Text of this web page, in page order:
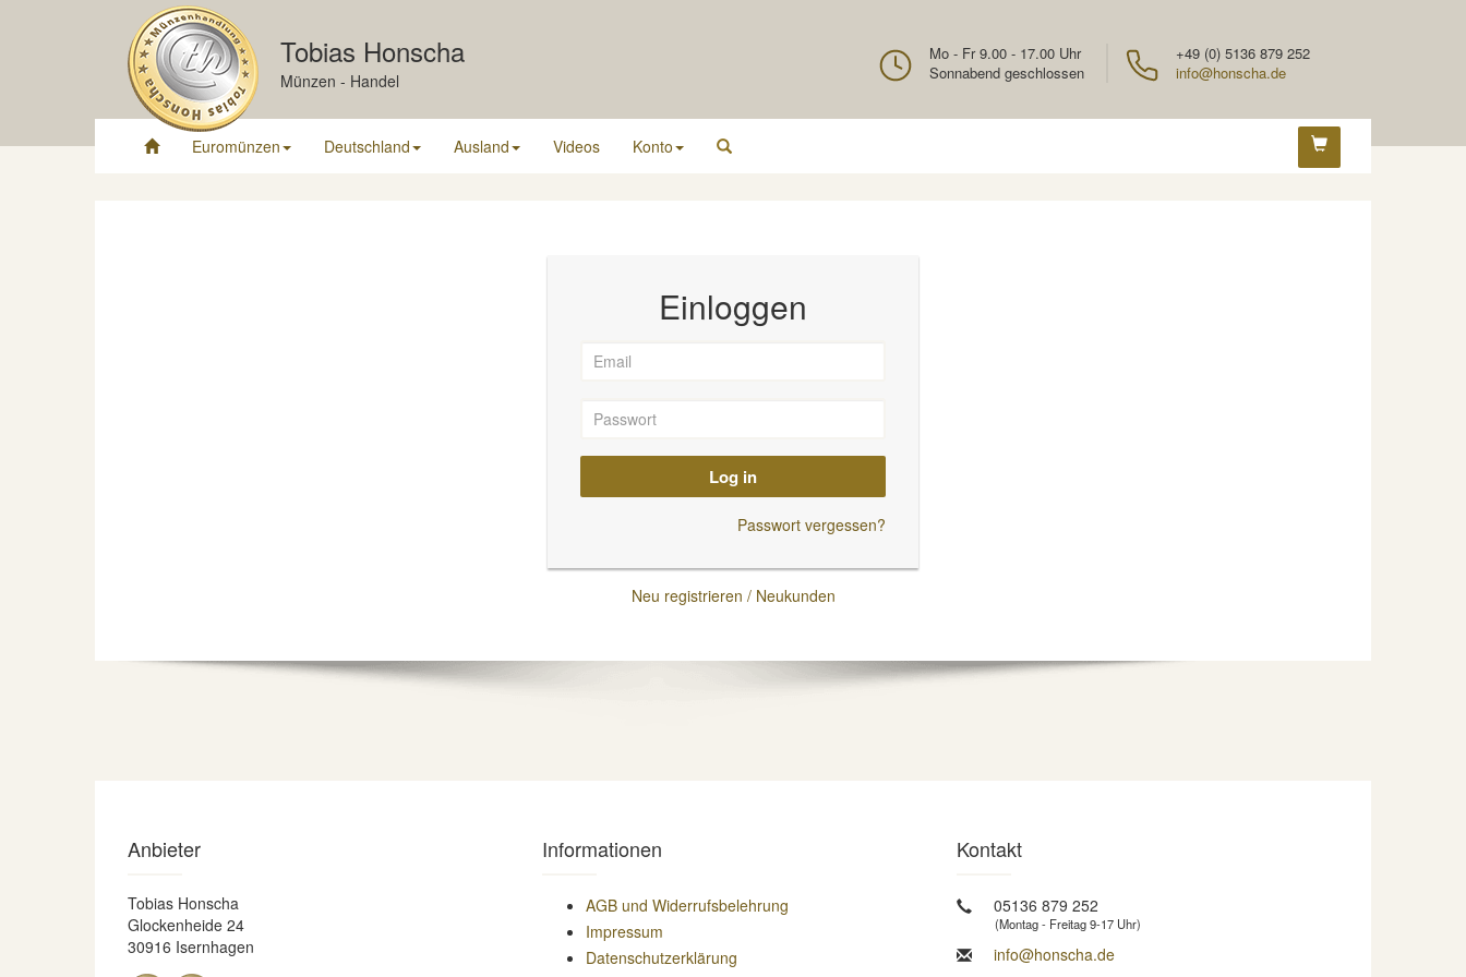
Tobias Honscha
Münzen - Handel
+49 (0) 5136 879 252
info@honscha.de
Mo - Fr 9.00 - 17.00 Uhr
Sonnabend geschlossen
Euromünzen Deutschland Ausland Videos Konto
Einloggen
Log in
Passwort vergessen?
Neu registrieren / Neukunden
Anbieter
Tobias Honscha
Glockenheide 24
30916 Isernhagen
Informationen
AGB und Widerrufsbelehrung
Impressum
Datenschutzerklärung
Kontakt
05136 879 252
(Montag - Freitag 9-17 Uhr)
info@honscha.de